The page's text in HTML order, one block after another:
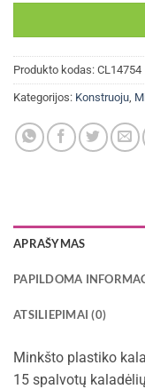
Produkto kodas: CL14754
Kategorijos: Konstruoju
APRAŠYMAS
PAPILDOMA
ATSILIEPIMAI (0)
Minkšto plastiko
15 spalvotų